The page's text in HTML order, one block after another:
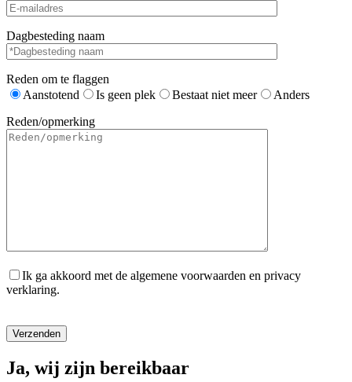
Dagbesteding naam
Reden om te flaggen
Aanstotend
Is geen plek Bestaat niet meer
Anders
Reden/opmerking
Ik ga akkoord met de algemene voorwaarden en privacy
verklaring.
Ja, wij zijn bereikbaar